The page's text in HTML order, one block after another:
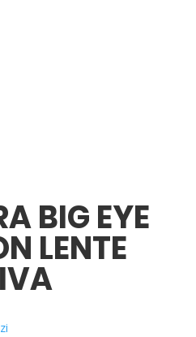
BIG EYE
LENTE